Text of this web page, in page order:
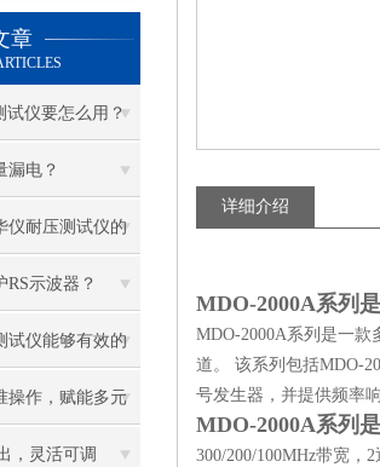
章
试仪要怎么用？
漏电？
仪耐压测试仪的
示波器？
试仪能够有效的
题
操作，赋能多元
，灵活可调
详细介绍
MDO-2000A系列
MDO-2000A系列是一款
道。 该系列包括MDO-
号发生器，并提供频率
MDO-2000A系列
300/200/100MHz带宽，2